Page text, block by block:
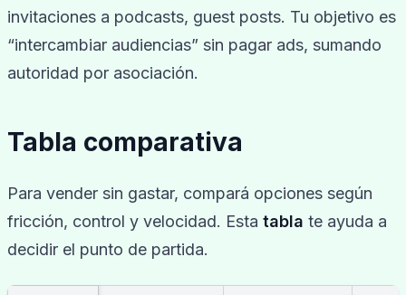
invitaciones a podcasts, guest posts. Tu objetivo es
“intercambiar audiencias” sin pagar ads, sumando
autoridad por asociación.
Tabla comparativa
Para vender sin gastar, compará opciones según
fricción, control y velocidad. Esta tabla te ayuda a
decidir el punto de partida.